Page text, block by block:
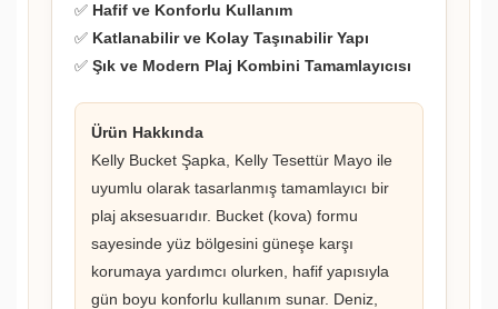
✅ Hafif ve Konforlu Kullanım
✅ Katlanabilir ve Kolay Taşınabilir Yapı
✅ Şık ve Modern Plaj Kombini Tamamlayıcısı
Ürün Hakkında
Kelly Bucket Şapka, Kelly Tesettür Mayo ile
uyumlu olarak tasarlanmış tamamlayıcı bir
plaj aksesuarıdır. Bucket (kova) formu
sayesinde yüz bölgesini güneşe karşı
korumaya yardımcı olurken, hafif yapısıyla
gün boyu konforlu kullanım sunar. Deniz,